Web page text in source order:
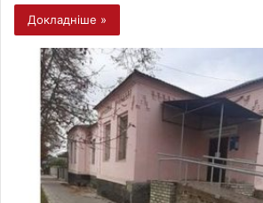
Докладніше »